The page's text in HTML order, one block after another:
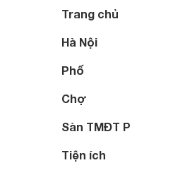
Trang chủ
Hà Nội
Phố
Chợ
Sàn TMĐT P
Tiện ích